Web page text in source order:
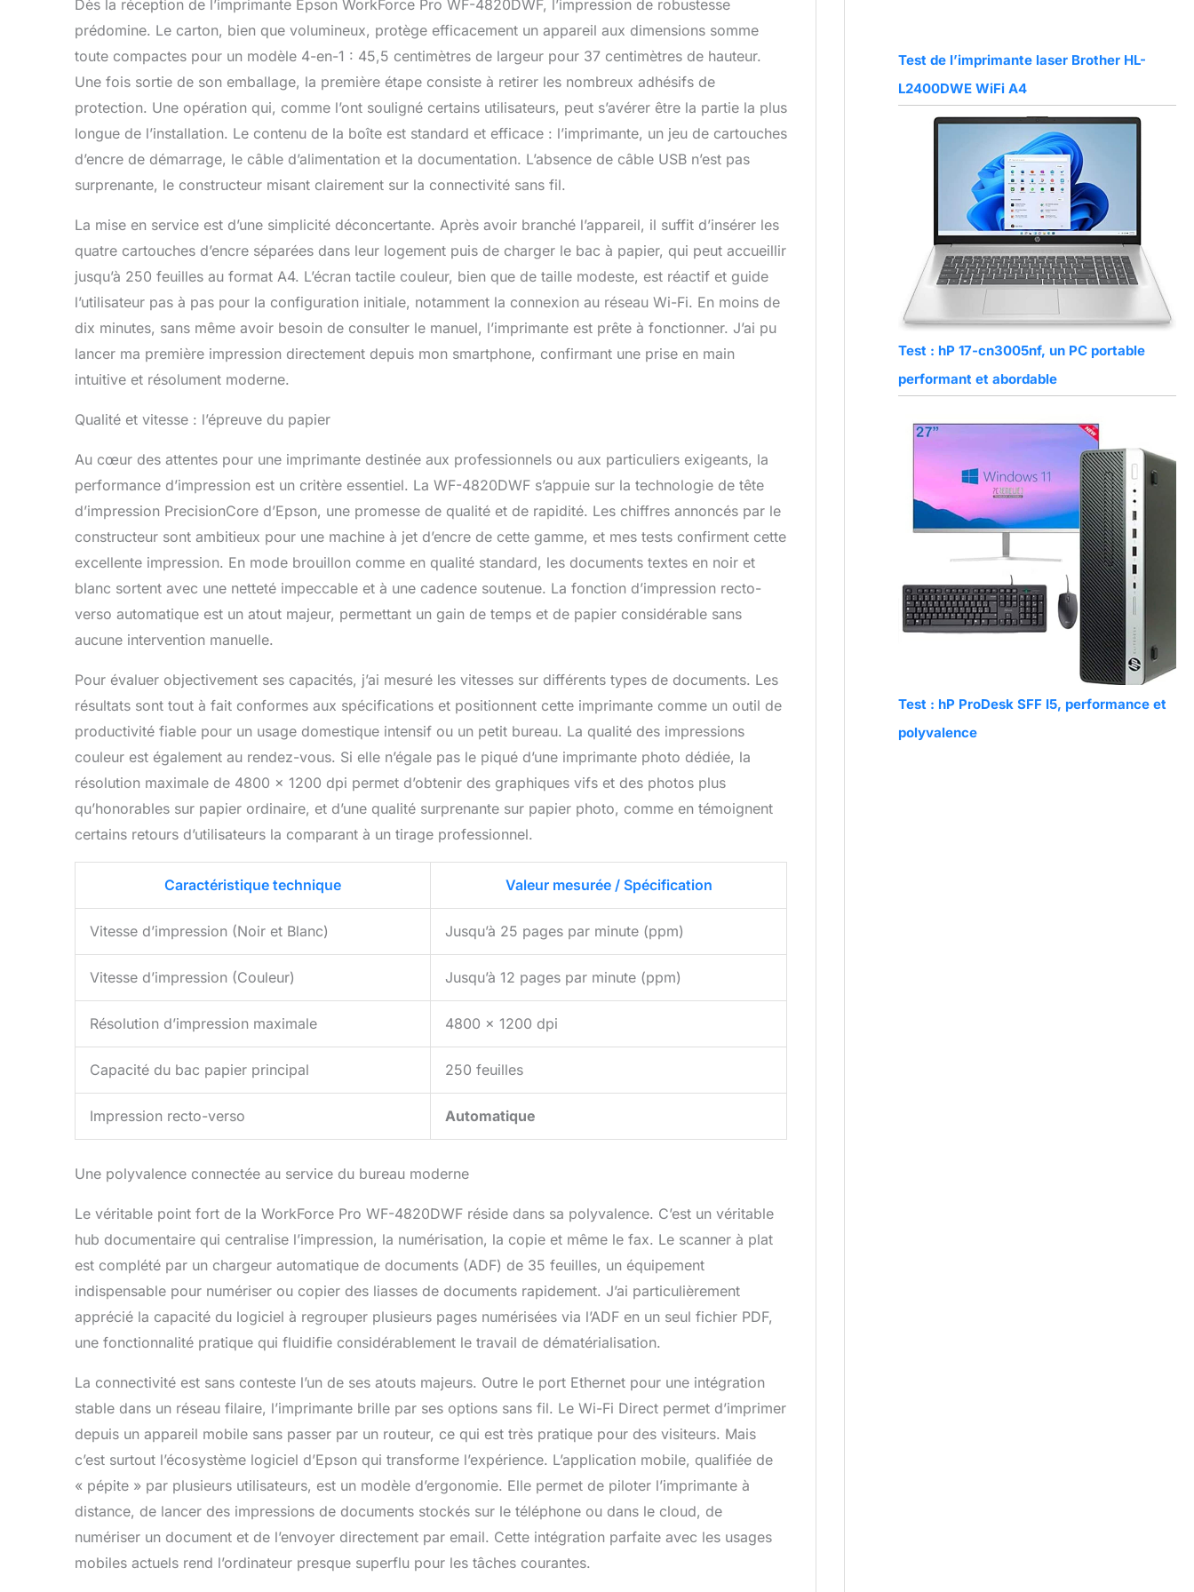
d'imprimer et de numériser presque partout. Interface utilisateur
intuitive: Simplifiez vos tâches d'impression grâce à l'écran tactile de
10,9 cm facile à utiliser. Le chargeur automatique de documents traite
flux de travail.
Dès la réception de l’imprimante Epson WorkForce Pro WF-4820DWF, l’impression de robustesse
prédomine. Le carton, bien que volumineux, protège efficacement un appareil aux dimensions somme
toute compactes pour un modèle 4-en-1 : 45,5 centimètres de largeur pour 37 centimètres de hauteur.
Une fois sortie de son emballage, la première étape consiste à retirer les nombreux adhésifs de
protection. Une opération qui, comme l’ont souligné certains utilisateurs, peut s’avérer être la partie la plus
longue de l’installation. Le contenu de la boîte est standard et efficace : l’imprimante, un jeu de cartouches
d’encre de démarrage, le câble d’alimentation et la documentation. L’absence de câble USB n’est pas
surprenante, le constructeur misant clairement sur la connectivité sans fil.
La mise en service est d’une simplicité déconcertante. Après avoir branché l’appareil, il suffit d’insérer les
quatre cartouches d’encre séparées dans leur logement puis de charger le bac à papier, qui peut accueillir
jusqu’à 250 feuilles au format A4. L’écran tactile couleur, bien que de taille modeste, est réactif et guide
l’utilisateur pas à pas pour la configuration initiale, notamment la connexion au réseau Wi-Fi. En moins de
dix minutes, sans même avoir besoin de consulter le manuel, l’imprimante est prête à fonctionner. J’ai pu
lancer ma première impression directement depuis mon smartphone, confirmant une prise en main
intuitive et résolument moderne.
Qualité et vitesse : l’épreuve du papier
Au cœur des attentes pour une imprimante destinée aux professionnels ou aux particuliers exigeants, la
performance d’impression est un critère essentiel. La WF-4820DWF s’appuie sur la technologie de tête
d’impression PrecisionCore d’Epson, une promesse de qualité et de rapidité. Les chiffres annoncés par le
constructeur sont ambitieux pour une machine à jet d’encre de cette gamme, et mes tests confirment cette
excellente impression. En mode brouillon comme en qualité standard, les documents textes en noir et
blanc sortent avec une netteté impeccable et à une cadence soutenue. La fonction d’impression recto-
verso automatique est un atout majeur, permettant un gain de temps et de papier considérable sans
aucune intervention manuelle.
Pour évaluer objectivement ses capacités, j’ai mesuré les vitesses sur différents types de documents. Les
résultats sont tout à fait conformes aux spécifications et positionnent cette imprimante comme un outil de
productivité fiable pour un usage domestique intensif ou un petit bureau. La qualité des impressions
couleur est également au rendez-vous. Si elle n’égale pas le piqué d’une imprimante photo dédiée, la
résolution maximale de 4800 x 1200 dpi permet d’obtenir des graphiques vifs et des photos plus
qu’honorables sur papier ordinaire, et d’une qualité surprenante sur papier photo, comme en témoignent
certains retours d’utilisateurs la comparant à un tirage professionnel.
Caractéristique technique Valeur mesurée / Spécification
Vitesse d’impression (Noir et Blanc) Jusqu’à 25 pages par minute (ppm)
Vitesse d’impression (Couleur) Jusqu’à 12 pages par minute (ppm)
Résolution d’impression maximale 4800 x 1200 dpi
Capacité du bac papier principal 250 feuilles
Impression recto-verso Automatique
Une polyvalence connectée au service du bureau moderne
Le véritable point fort de la WorkForce Pro WF-4820DWF réside dans sa polyvalence. C’est un véritable
hub documentaire qui centralise l’impression, la numérisation, la copie et même le fax. Le scanner à plat
est complété par un chargeur automatique de documents (ADF) de 35 feuilles, un équipement
indispensable pour numériser ou copier des liasses de documents rapidement. J’ai particulièrement
apprécié la capacité du logiciel à regrouper plusieurs pages numérisées via l’ADF en un seul fichier PDF,
une fonctionnalité pratique qui fluidifie considérablement le travail de dématérialisation.
La connectivité est sans conteste l’un de ses atouts majeurs. Outre le port Ethernet pour une intégration
stable dans un réseau filaire, l’imprimante brille par ses options sans fil. Le Wi-Fi Direct permet d’imprimer
depuis un appareil mobile sans passer par un routeur, ce qui est très pratique pour des visiteurs. Mais
c’est surtout l’écosystème logiciel d’Epson qui transforme l’expérience. L’application mobile, qualifiée de
« pépite » par plusieurs utilisateurs, est un modèle d’ergonomie. Elle permet de piloter l’imprimante à
distance, de lancer des impressions de documents stockés sur le téléphone ou dans le cloud, de
numériser un document et de l’envoyer directement par email. Cette intégration parfaite avec les usages
mobiles actuels rend l’ordinateur presque superflu pour les tâches courantes.
Test de l’imprimante laser Brother HL-
L2400DWE WiFi A4
Test : hP 17-cn3005nf, un PC portable
performant et abordable
Test : hP ProDesk SFF I5, performance et
polyvalence